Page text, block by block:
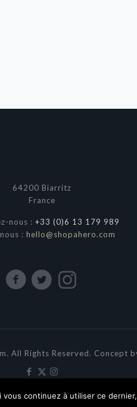
64200 Biarritz
France
nous : +33 (0)6 13 179 989
: hello@shopahero.com
All Rights Reserved. Concept
continuez à utiliser ce